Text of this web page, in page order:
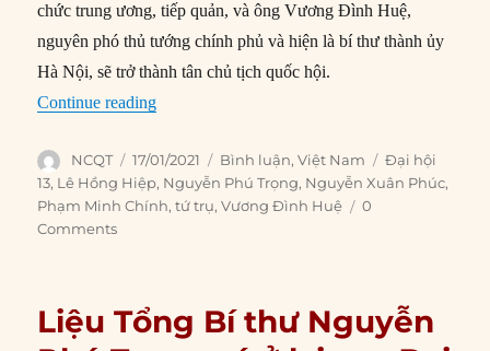
chức trung ương, tiếp quản, và ông Vương Đình Huệ,
nguyên phó thủ tướng chính phủ và hiện là bí thư thành ủy
Hà Nội, sẽ trở thành tân chủ tịch quốc hội.
Continue reading“Lộ diện ‘Tứ trụ’ và sự khó đoán định gia
Author
NCQT
Posted
on
17/01/2021 Categories
Bình luận,Việt Nam Tags
Đại hội
13, Lê Hồng Hiệp, Nguyễn Phú Trọng, Nguyễn Xuân Phúc,
Phạm Minh Chính,tứ trụ,Vương Đình Huệ
0
Comments
Liệu Tổng Bí thư Nguyễn